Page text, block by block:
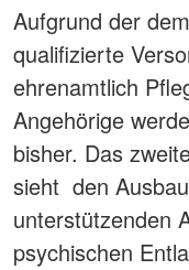
Aufgrund der
qualifizierte
ehrenamtlich
Angehörige
bisher. Das
sieht den
unterstützenden
psychischen